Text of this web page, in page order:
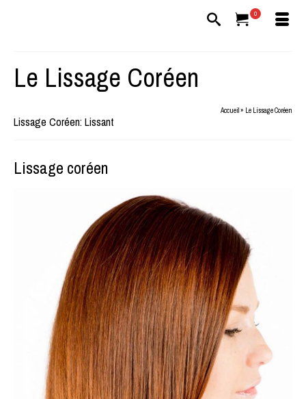
0
Le Lissage Coréen
Accueil» Le Lissage Coréen
Lissage Coréen: Lissant
Lissage coréen